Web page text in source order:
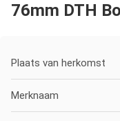
76mm DTH
Plaats van herkomst
Merknaam